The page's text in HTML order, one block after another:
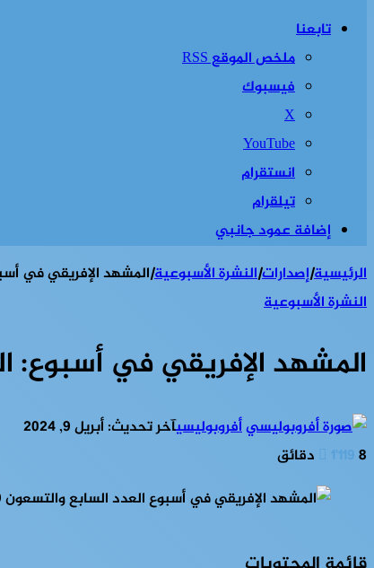
تابعنا
ملخص الموقع RSS
فيسبوك
‫X
‫YouTube
انستقرام
تيلقرام
إضافة عمود جانبي
الرئيسية|إصدارات|النشرة الأسبوعية|المشهد الإفريقي في أسبوع:
النشرة الأسبوعية
المشهد الإفريقي في أسبوع: العدد
أفروبوليسيآخر تحديث: أبريل 9, 2024
1٬1198 دقائق